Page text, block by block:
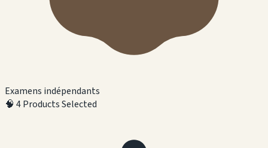
Examens indépendants
🧠 4 Products Selected